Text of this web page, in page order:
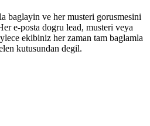
baglayin ve her musteri gorusmesini
e-posta dogru lead, musteri veya
ekibiniz her zaman tam baglamla
kutusundan degil.